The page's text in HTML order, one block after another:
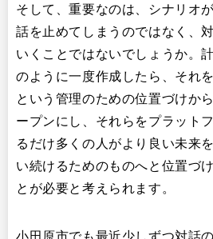
そして、重要なのは、シナリオ
話を止めてしまうのではなく、
いくことではないでしょうか。
のように一度作成したら、それ
という管理のための位置づけか
ープンにし、それらをプラット
るだけ多くの人がより良い未来
い続けるためのものへと位置づ
とが必要と考えられます。
小田原市でも最近少しずつ対話